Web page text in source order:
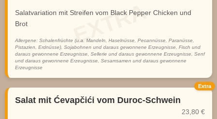
Salatvariation mit Streifen vom Black Pepper Chicken und
Brot
Allergene: Schalenfrüchte (u.a. Mandeln, Haselnüsse, Pecannüsse, Paranüsse,
Pistazien, Erdnüsse), Sojabohnen und daraus gewonnene Erzeugnisse, Fisch und
daraus gewonnene Erzeugnisse, Sellerie und daraus gewonnene Erzeugnisse, Senf
und daraus gewonnene Erzeugnisse, Sesamsamen und daraus gewonnene
Erzeugnisse
Extra
Salat mit Ćevapčići vom Duroc-Schwein
23,80 €